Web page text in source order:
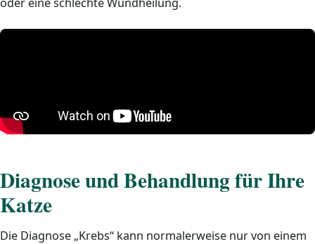
Diagnose und Behandlung für Ihre
Katze
Die Diagnose „Krebs“ kann normalerweise nur von einem